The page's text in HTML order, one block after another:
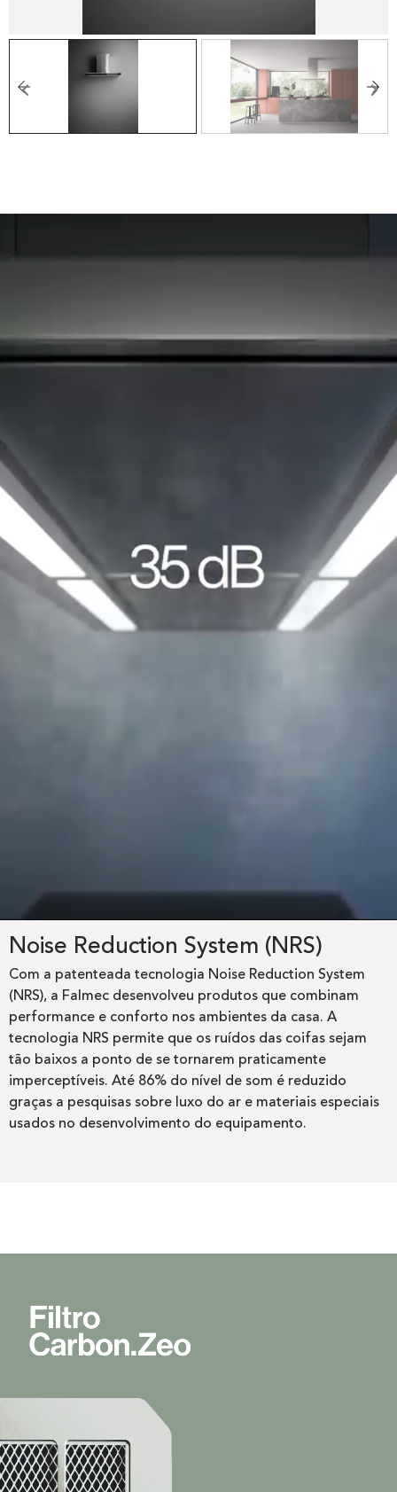
Noise Reduction System (NRS)
Com a patenteada tecnologia Noise Reduction System
(NRS), a Falmec desenvolveu produtos que combinam
performance e conforto nos ambientes da casa. A
tecnologia NRS permite que os ruídos das coifas sejam
tão baixos a ponto de se tornarem praticamente
imperceptíveis. Até 86% do nível de som é reduzido
graças a pesquisas sobre luxo do ar e materiais especiais
usados no desenvolvimento do equipamento.